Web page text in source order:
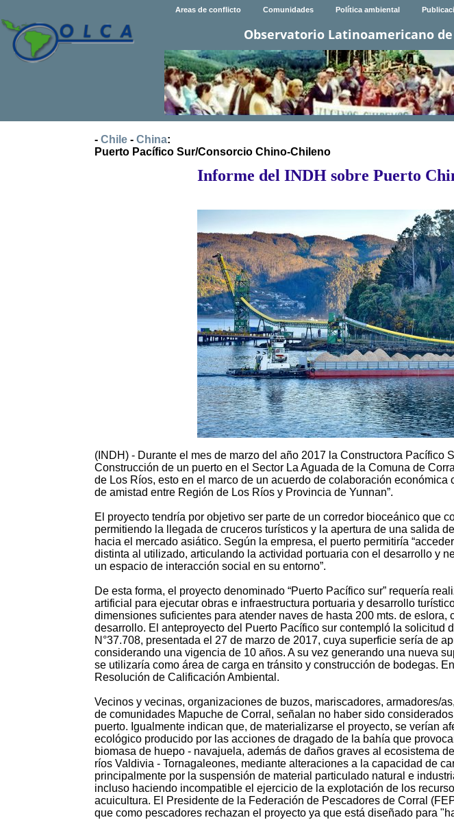
Areas de conflicto Comunidades Política ambiental
Observatorio Latinoamericano
- Chile - China:
Puerto Pacífico Sur/Consorcio Chino-Chileno
Informe del INDH sobre Puerto
(INDH) - Durante el mes de marzo del año 2017 la Constructora Pacífico
Construcción de un puerto en el Sector La Aguada de la Comuna de
de Los Ríos, esto en el marco de un acuerdo de colaboración económica
de amistad entre Región de Los Ríos y Provincia de Yunnan”.
El proyecto tendría por objetivo ser parte de un corredor bioceánico que
permitiendo la llegada de cruceros turísticos y la apertura de una salida
hacia el mercado asiático. Según la empresa, el puerto permitiría
distinta al utilizado, articulando la actividad portuaria con el desarrollo y
un espacio de interacción social en su entorno”.
De esta forma, el proyecto denominado “Puerto Pacífico sur” requería
artificial para ejecutar obras e infraestructura portuaria y desarrollo
dimensiones suficientes para atender naves de hasta 200 mts. de eslora,
desarrollo. El anteproyecto del Puerto Pacífico sur contempló la solicitud
N°37.708, presentada el 27 de marzo de 2017, cuya superficie sería de
considerando una vigencia de 10 años. A su vez generando una nueva
se utilizaría como área de carga en tránsito y construcción de bodegas.
Resolución de Calificación Ambiental.
Vecinos y vecinas, organizaciones de buzos, mariscadores, armadores/
de comunidades Mapuche de Corral, señalan no haber sido
puerto. Igualmente indican que, de materializarse el proyecto, se verían
ecológico producido por las acciones de dragado de la bahía que
biomasa de huepo - navajuela, además de daños graves al ecosistema
ríos Valdivia - Tornagaleones, mediante alteraciones a la capacidad de
principalmente por la suspensión de material particulado natural e
incluso haciendo incompatible el ejercicio de la explotación de los
acuicultura. El Presidente de la Federación de Pescadores de Corral
que como pescadores rechazan el proyecto ya que está diseñado para